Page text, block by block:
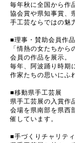
毎年秋に全国から作
協会賞や県知事賞、
手工芸ならではの魅
■理事・賛助会員作
「情熱の女たちか
会員の作品を展示。
毎年、阿波踊り時期
作家たちの思いにふ
■移動県手工芸展
県手工芸展の入賞作
会場を県南部を県西
催しています。
■手づくりチャリテ